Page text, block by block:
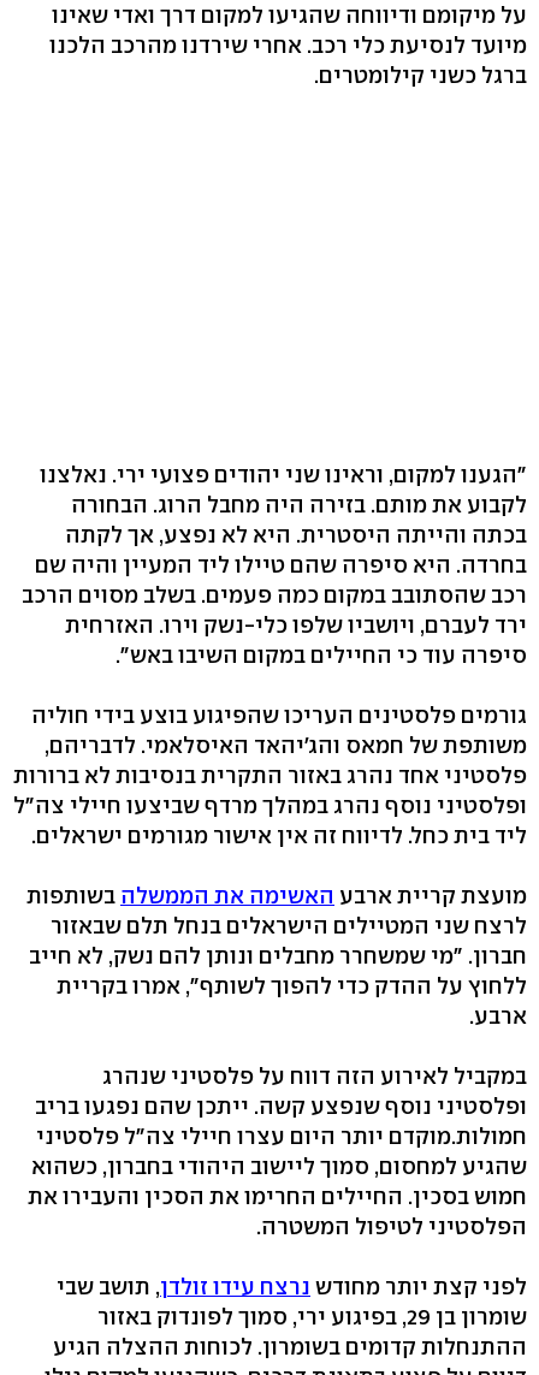
על מיקומם ודיווחה שהגיעו למקום דרך ואדי שאינו
מיועד לנסיעת כלי רכב. אחרי שירדנו מהרכב הלכנו
ברגל כשני קילומטרים.
"הגענו למקום, וראינו שני יהודים פצועי ירי. נאלצנו
לקבוע את מותם. בזירה היה מחבל הרוג. הבחורה
בכתה והייתה היסטרית. היא לא נפצע, אך לקתה
בחרדה. היא סיפרה שהם טיילו ליד המעיין והיה שם
רכב שהסתובב במקום כמה פעמים. בשלב מסוים הרכב
ירד לעברם, ויושביו שלפו כלי-נשק וירו. האזרחית
סיפרה עוד כי החיילים במקום השיבו באש".
גורמים פלסטינים העריכו שהפיגוע בוצע בידי חוליה
משותפת של חמאס והג'יהאד האיסלאמי. לדבריהם,
פלסטיני אחד נהרג באזור התקרית בנסיבות לא ברורות
ופלסטיני נוסף נהרג במהלך מרדף שביצעו חיילי צה"ל
ליד בית כחל. לדיווח זה אין אישור מגורמים ישראלים.
מועצת קריית ארבע האשימה את הממשלה בשותפות
לרצח שני המטיילים הישראלים בנחל תלם שבאזור
חברון. "מי שמשחרר מחבלים ונותן להם נשק, לא חייב
ללחוץ על ההדק כדי להפוך לשותף", אמרו בקריית
ארבע.
במקביל לאירוע הזה דווח על פלסטיני שנהרג
ופלסטיני נוסף שנפצע קשה. ייתכן שהם נפגעו בריב
חמולות.מוקדם יותר היום עצרו חיילי צה"ל פלסטיני
שהגיע למחסום, סמוך ליישוב היהודי בחברון, כשהוא
חמוש בסכין. החיילים החרימו את הסכין והעבירו את
הפלסטיני לטיפול המשטרה.
לפני קצת יותר מחודש נרצח עידו זולדן, תושב שבי
שומרון בן 29, בפיגוע ירי, סמוך לפונדוק באזור
ההתנחלות קדומים בשומרון. לכוחות ההצלה הגיע